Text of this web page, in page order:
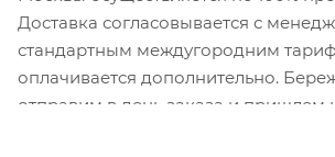
Доставка согласовывается с
стандартным междугородним
оплачивается дополнительно.
отправим в день заказа и пришлем